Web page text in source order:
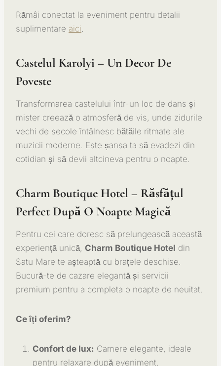
Rămâi conectat la eveniment pentru detalii
suplimentare aici
Castelul Karolyi – Un Decor De
Poveste
Transformarea castelului într-un loc de dans și
mister creează o atmosferă de vis, unde zidurile
vechi de secole întâlnesc bătăile ritmate ale
muzicii moderne. Este șansa ta să evadezi din
cotidian și să devii altcineva pentru o noapte.
Charm Boutique Hotel – Răsfățul
Perfect După O Noapte Magică
Pentru cei care doresc să prelungească această
experiență unică, Charm Boutique Hotel din
Satu Mare te așteaptă cu brațele deschise.
Bucură-te de cazare elegantă și servicii
premium pentru a completa o noapte de neuitat.
Ce îți oferim?
Confort de lux: Camere elegante, ideale
pentru relaxare după eveniment.